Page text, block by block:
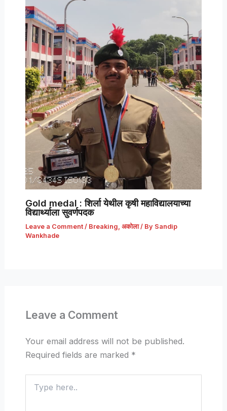
Gold medal : शिर्ला येथील कृषी महाविद्यालयाच्या
विद्यार्थ्याला सुवर्णपदक
Leave a Comment / Breaking अकोला/ By Sandip
Wankhade
Leave a Comment
Your email address will not be published.
Required fields are marked *
here..